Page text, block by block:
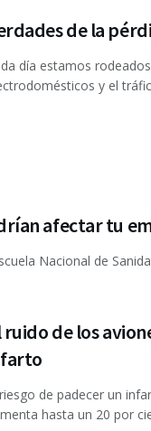
de la
día estamos
y el
afectar tu
Nacional de
ruido de los
de padecer un
hasta un 20 por